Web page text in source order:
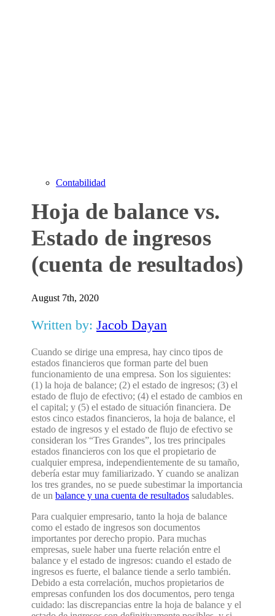
Contabilidad
Hoja de balance vs.
Estado de ingresos
(cuenta de resultados)
August 7th, 2020
Written by: Jacob Dayan
Cuando se dirige una empresa, hay cinco tipos de
estados financieros que forman parte del buen
funcionamiento de una empresa. Son los siguientes:
(1) la hoja de balance; (2) el estado de ingresos; (3) el
estado de flujo de efectivo; (4) el estado de cambios en
el capital; y (5) el estado de situación financiera. De
estos cinco estados financieros, la hoja de balance, el
estado de ingresos y el estado de flujo de efectivo se
consideran los “Tres Grandes”, los tres principales
estados financieros con los que el propietario de
cualquier empresa, independientemente de su tamaño,
debería estar muy familiarizado. Y cuando se analizan
los tres grandes, no se puede subestimar la importancia
de un balance y una cuenta de resultados saludables.
Para cualquier empresario, tanto la hoja de balance
como el estado de ingresos son documentos
importantes por derecho propio. Para muchas
empresas, suele haber una fuerte relación entre el
balance y el estado de ingresos: cuando el estado de
ingresos es fuerte, el balance tiende a serlo también.
Debido a esta correlación, muchos propietarios de
empresas confunden los dos documentos, pero tenga
cuidado: las discrepancias entre la hoja de balance y el